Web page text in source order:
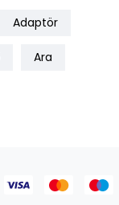
Adaptör
Ara